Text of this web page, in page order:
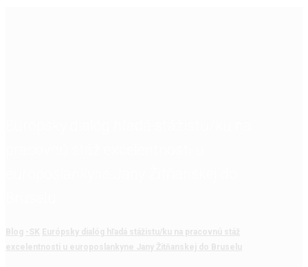
Blog -SK Európsky dialóg hľadá stážistu/ku na pracovnú stáž
excelentnosti u europoslankyne Jany Žitňanskej do Bruselu